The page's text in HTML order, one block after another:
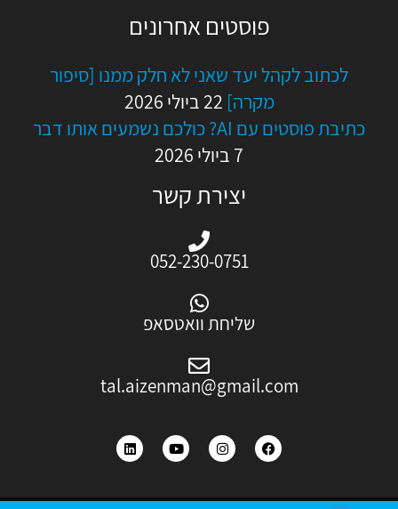
פוסטים אחרונים
לכתוב לקהל יעד שאני לא חלק ממנו [סיפור
מקרה] 22 ביולי 2026
כתיבת פוסטים עם AI? כולכם נשמעים אותו דבר
7 ביולי 2026
יצירת קשר
052-230-0751
שליחת וואטסאפ
tal.aizenman@gmail.com
a
c
e
o
n
s
t
r
o
u
t
e
i
n
k
i